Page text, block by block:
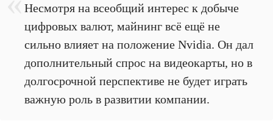
Несмотря на всеобщий интерес к добыче
цифровых валют, майнинг всё ещё не
сильно влияет на положение Nvidia. Он дал
дополнительный спрос на видеокарты, но в
долгосрочной перспективе не будет играть
важную роль в развитии компании.